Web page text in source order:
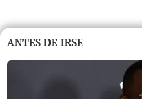
ANTES DE IRSE